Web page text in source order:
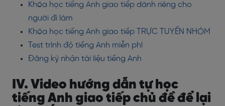
Khóa học tiếng Anh giao tiếp dành riêng cho
người đi làm
Khóa học tiếng Anh giao tiếp TRỰC TUYẾN NHÓM
Test trình độ tiếng Anh miễn phí
Đăng ký nhận tài liệu tiếng Anh
IV. Video hướng dẫn tự học
tiếng Anh giao tiếp chủ đề để lại